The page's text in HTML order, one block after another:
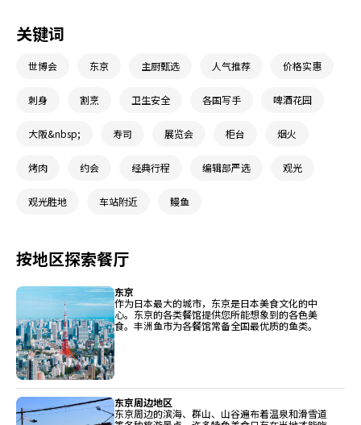
关键词
世博会 东京 主厨甄选 人气推荐 价格实惠
刺身 割烹 卫生安全 各国写手 啤酒花园
大阪&nbsp; 寿司 展览会 柜台 烟火
烤肉 约会 经典行程 编辑部严选 观光
观光胜地 车站附近 鳗鱼
按地区探索餐厅
东京
作为日本最大的城市，东京是日本美食文化的中
心。东京的各类餐馆提供您所能想象到的各色美
食。丰洲鱼市为各餐馆常备全国最优质的鱼类。
东京周边地区
东京周边的滨海、群山、山谷遍布着温泉和滑雪道